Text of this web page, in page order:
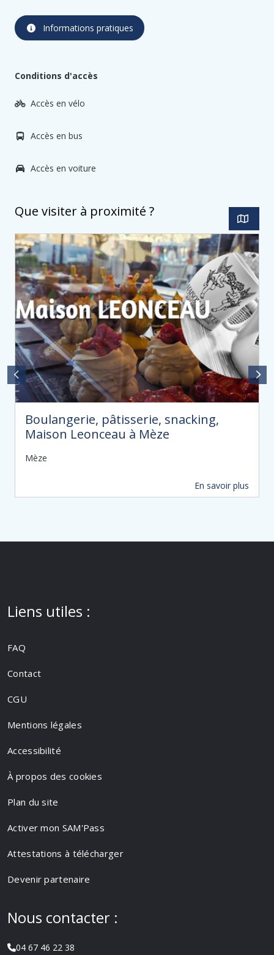
Informations pratiques
Conditions d'accès
Accès en vélo
Accès en bus
Accès en voiture
Que visiter à proximité ?
Boulangerie, pâtisserie, snacking,
Maison Leonceau à Mèze
Mèze
En savoir plus
Liens utiles :
FAQ
Contact
CGU
Mentions légales
Accessibilité
À propos des cookies
Plan du site
Activer mon SAM'Pass
Attestations à télécharger
Devenir partenaire
Nous contacter :
04 67 46 22 38